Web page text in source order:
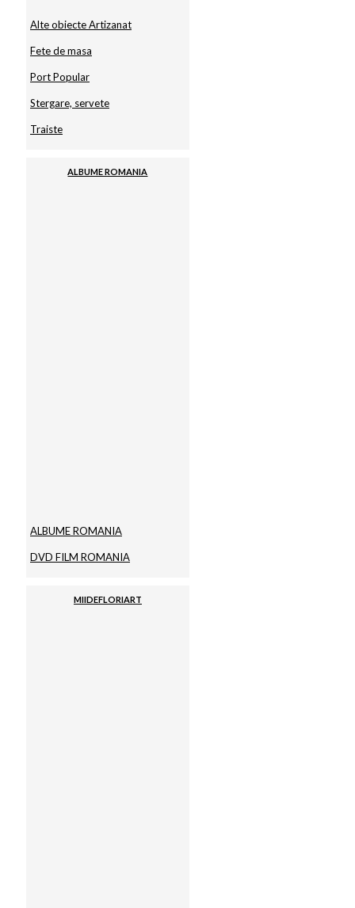
Alte obiecte Artizanat
Fete de masa
Port Popular
Stergare, servete
Traiste
ALBUME ROMANIA
ALBUME ROMANIA
DVD FILM ROMANIA
MIIDEFLORIART